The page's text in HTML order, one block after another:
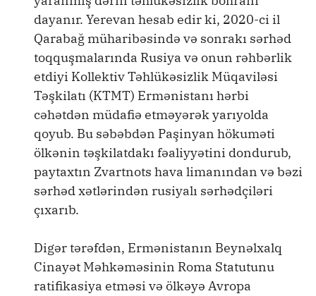
dayanır. Yerevan hesab edir ki, 2020-ci il
Qarabağ müharibəsində və sonrakı sərhəd
toqquşmalarında Rusiya və onun rəhbərlik
etdiyi Kollektiv Təhlükəsizlik Müqaviləsi
Təşkilatı (KTMT) Ermənistanı hərbi
cəhətdən müdafiə etməyərək yarıyolda
qoyub. Bu səbəbdən Paşinyan hökuməti
ölkənin təşkilatdakı fəaliyyətini dondurub,
paytaxtın Zvartnots hava limanından və bəzi
sərhəd xətlərindən rusiyalı sərhədçiləri
çıxarıb.
Digər tərəfdən, Ermənistanın Beynəlxalq
Cinayət Məhkəməsinin Roma Statutunu
ratifikasiya etməsi və ölkəyə Avropa